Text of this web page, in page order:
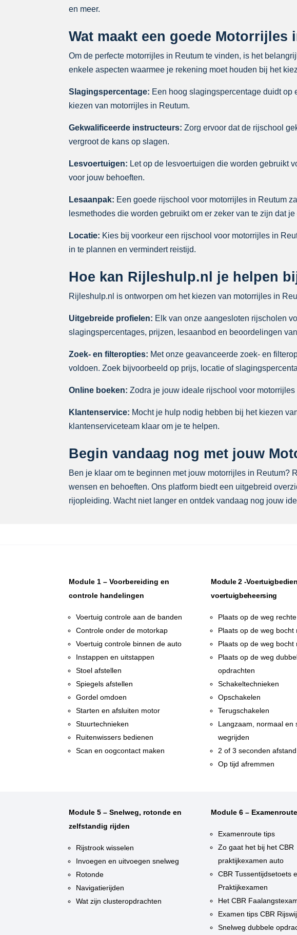
en meer.
Wat maakt een goede Motorrijles
Om de perfecte motorrijles in Reutum te vinden, is het
enkele aspecten waarmee je rekening moet houden bij het
Slagingspercentage: Een hoog slagingspercentage duidt
kiezen van motorrijles in Reutum.
Gekwalificeerde instructeurs: Zorg ervoor dat de rijschool
vergroot de kans op slagen.
Lesvoertuigen: Let op de lesvoertuigen die worden gebruikt
voor jouw behoeften.
Lesaanpak: Een goede rijschool voor motorrijles in Reutum
lesmethodes die worden gebruikt om er zeker van te zijn dat
Locatie: Kies bij voorkeur een rijschool voor motorrijles in
in te plannen en vermindert reistijd.
Hoe kan Rijleshulp.nl je helpen
Rijleshulp.nl is ontworpen om het kiezen van motorrijles in
Uitgebreide profielen: Elk van onze aangesloten rijscholen
slagingspercentages, prijzen, lesaanbod en beoordelingen
Zoek- en filteropties: Met onze geavanceerde zoek- en
voldoen. Zoek bijvoorbeeld op prijs, locatie of
Online boeken: Zodra je jouw ideale rijschool voor
Klantenservice: Mocht je hulp nodig hebben bij het kiezen
klantenserviceteam klaar om je te helpen.
Begin vandaag nog met jouw
Ben je klaar om te beginnen met jouw motorrijles in
wensen en behoeften. Ons platform biedt een uitgebreid
rijopleiding. Wacht niet langer en ontdek vandaag nog jouw
Module 1 – Voorbereiding en
controle handelingen
Voertuig controle aan de banden
Controle onder de motorkap
Voertuig controle binnen de auto
Instappen en uitstappen
Stoel afstellen
Spiegels afstellen
Gordel omdoen
Starten en afsluiten motor
Stuurtechnieken
Ruitenwissers bedienen
Scan en oogcontact maken
Module 2 -
voertuigbeheersing
Plaats op de weg
Plaats op de weg bocht
Plaats op de weg bocht
Plaats op de weg
opdrachten
Schakeltechnieken
Opschakelen
Terugschakelen
Langzaam, normaal en
wegrijden
2 of 3 seconden
Op tijd afremmen
Module 5 – Snelweg, rotonde en
zelfstandig rijden
Rijstrook wisselen
Invoegen en uitvoegen snelweg
Rotonde
Navigatierijden
Wat zijn clusteropdrachten
Module 6 –
Examenroute tips
Zo gaat het bij het CBR
praktijkexamen auto
CBR Tussentijdsetoets
Praktijkexamen
Het CBR
Examen tips CBR
Snelweg dubbele